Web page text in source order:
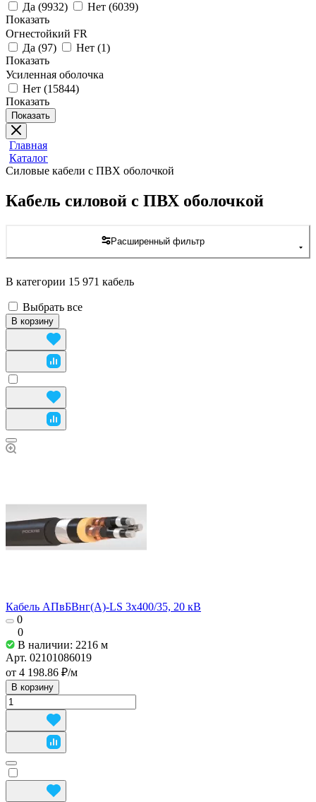
Да (9932) Нет (6039)
Показать
Огнестойкий FR
Да (97) Нет (1)
Показать
Усиленная оболочка
Нет (15844)
Показать
Показать
Главная
Каталог
Силовые кабели с ПВХ оболочкой
Кабель силовой с ПВХ оболочкой
Расширенный фильтр
В категории 15 971 кабель
Выбрать все
В корзину
Кабель АПвБВнг(А)-LS 3х400/35, 20 кВ
0
0
В наличии: 2216 м
Арт. 02101086019
от 4 198.86 ₽/м
В корзину